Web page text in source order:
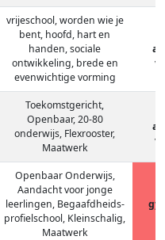
vrijeschool, worden wie je
bent, hoofd, hart en
handen, sociale
ontwikkeling, brede en
evenwichtige vorming
Toekomstgericht,
Openbaar, 20-80
onderwijs, Flexrooster,
Maatwerk
Openbaar Onderwijs,
Aandacht voor jonge
leerlingen, Begaafdheids-
profielschool, Kleinschalig,
Maatwerk